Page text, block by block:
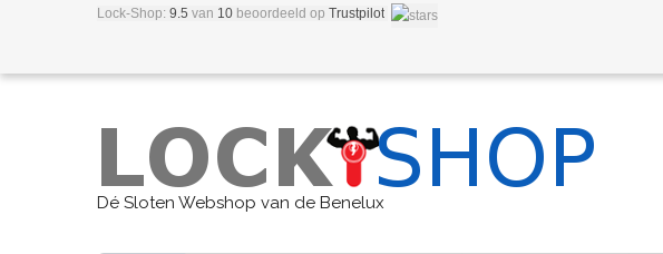
Lock-Shop: 9.5 van 10 beoordeeld op Trustpilot
Dé Sloten Webshop van de Benelux